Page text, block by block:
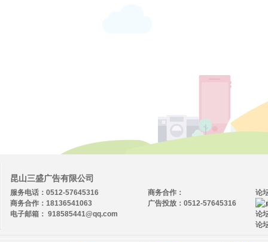
昆山三盛广告有限公司
服务电话：0512-57645316
商务合作：18136541063
电子邮箱： 918585441@qq.com
论
论
论
商务合作：
广告投放：0512-57645316